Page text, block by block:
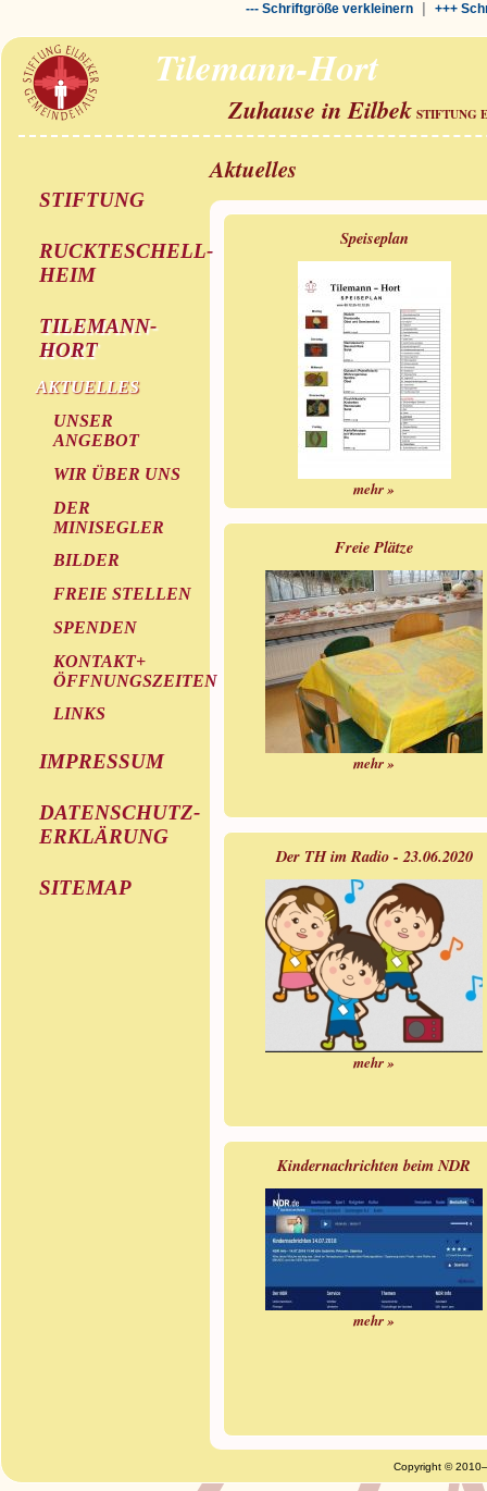
--- Schriftgröße verkleinern| +++
Tilemann-Hort
Zuhause in Eilbek STIFTUNG
STIFTUNG
RUCKTESCHELL-
HEIM
TILEMANN-
HORT
AKTUELLES
UNSER
ANGEBOT
WIR ÜBER UNS
DER
MINISEGLER
BILDER
FREIE STELLEN
SPENDEN
KONTAKT+
ÖFFNUNGSZEITEN
LINKS
IMPRESSUM
DATENSCHUTZ-
ERKLÄRUNG
SITEMAP
Aktuelles
Speiseplan
mehr »
Freie Plätze
mehr »
Der TH im Radio - 23.06.2020
mehr »
Kindernachrichten beim NDR
mehr »
Copyright ©